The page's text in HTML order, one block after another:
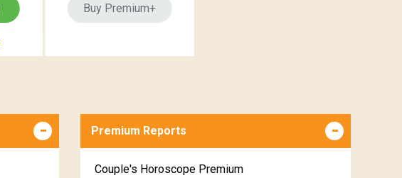
Buy Premium+
Premium Reports
Couple's Horoscope Premium